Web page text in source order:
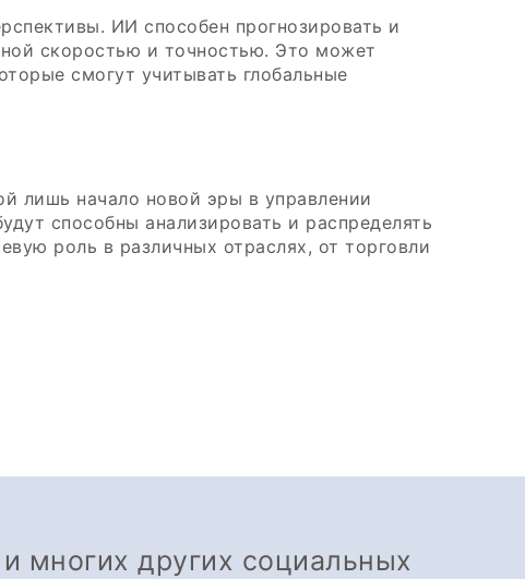
ИИ способен прогнозировать и
скоростью и точностью. Это может
смогут учитывать глобальные
лишь начало новой эры в управлении
способны анализировать и распределять
роль в различных отраслях, от торговли
многих других социальных